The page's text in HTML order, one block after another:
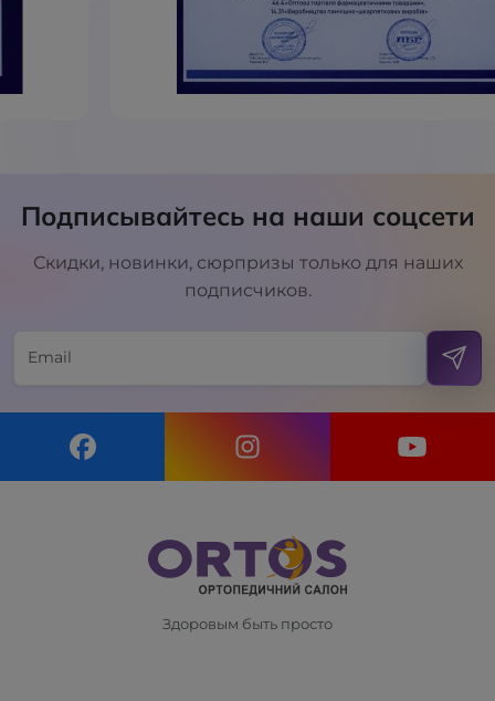
Подписывайтесь на наши соцсети
Скидки, новинки, сюрпризы только для наших
подписчиков.
Здоровым быть просто